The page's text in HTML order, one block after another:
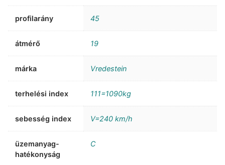
profilarány 45
átmérő 19
márka Vredestein
terhelési index 111=1090kg
sebesség index V=240 km/h
üzemanyag-
hatékonyság
C